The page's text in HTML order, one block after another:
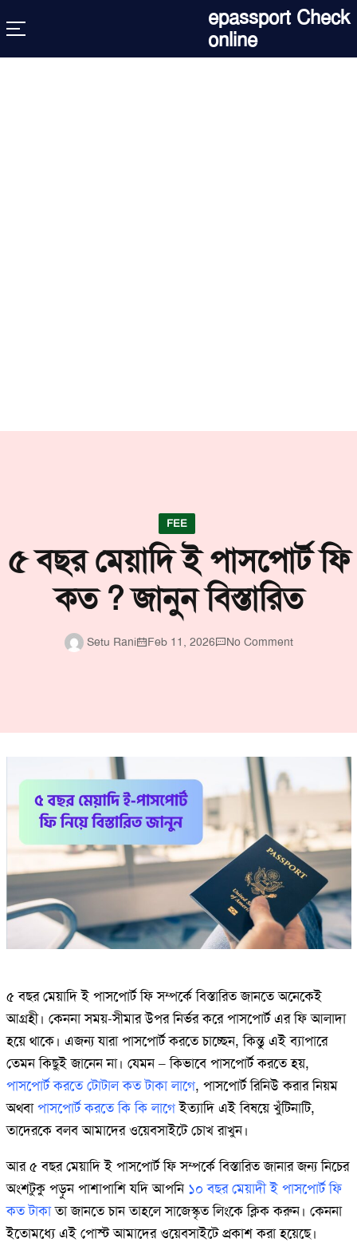
to
content
epassport Check
online
FEE
৫ বছর মেয়াদি ই পাসপোর্ট ফি
কত ? জানুন বিস্তারিত
Setu Rani Feb 11, 2026 No Comment
৫ বছর মেয়াদি ই পাসপোর্ট ফি সম্পর্কে বিস্তারিত জানতে অনেকেই
আগ্রহী। কেননা সময়-সীমার উপর নির্ভর করে পাসপোর্ট এর ফি আলাদা
হয়ে থাকে। এজন্য যারা পাসপোর্ট করতে চাচ্ছেন, কিন্তু এই ব্যাপারে
তেমন কিছুই জানেন না। যেমন – কিভাবে পাসপোর্ট করতে হয়,
পাসপোর্ট করতে টোটাল কত টাকা লাগে, পাসপোর্ট রিনিউ করার নিয়ম
অথবাপাসপোর্ট করতে কি কি লাগেইত্যাদি এই বিষয়ে খুঁটিনাটি,
তাদেরকে বলব আমাদের ওয়েবসাইটে চোখ রাখুন।
আর ৫ বছর মেয়াদি ই পাসপোর্ট ফি সম্পর্কে বিস্তারিত জানার জন্য নিচের
অংশটুকু পড়ুন পাশাপাশি যদি আপনি ১০ বছর মেয়াদী ই পাসপোর্ট ফি
কত টাকাতা জানতে চান তাহলে সাজেস্কৃত লিংকে ক্লিক করুন। কেননা
ইতোমধ্যে এই পোস্ট আমাদের ওয়েবসাইটে প্রকাশ করা হয়েছে।